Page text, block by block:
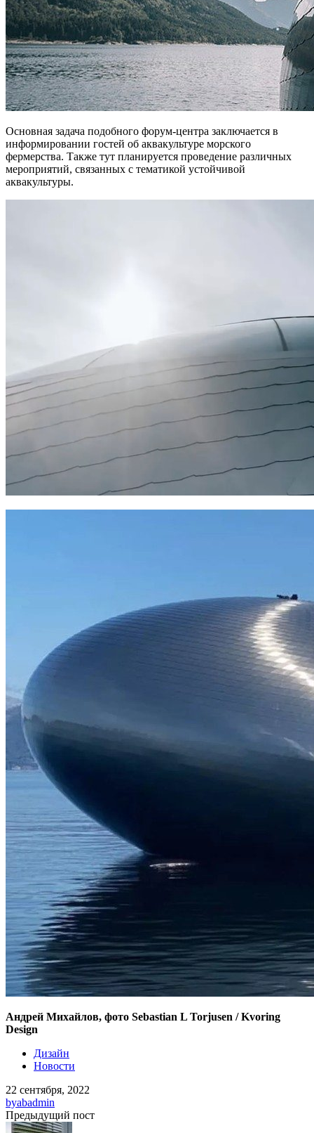
Основная задача подобного форум-центра заключается в
информировании гостей об аквакультуре морского
фермерства. Также тут планируется проведение различных
мероприятий, связанных с тематикой устойчивой
аквакультуры.
Андрей Михайлов, фото Sebastian L Torjusen / Kvoring
Design
Дизайн
Новости
22 сентября, 2022
byabadmin
Предыдущий пост